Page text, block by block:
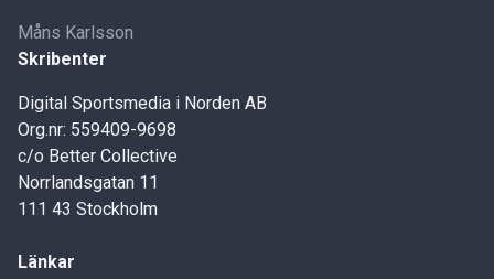
Måns Karlsson
Skribenter
Digital Sportsmedia i Norden AB
Org.nr: 559409-9698
c/o Better Collective
Norrlandsgatan 11
111 43 Stockholm
Länkar